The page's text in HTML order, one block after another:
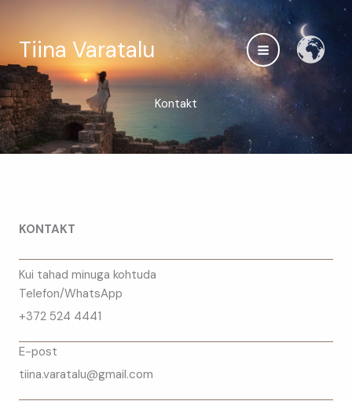
contentTiina Varatalu
Kontakt
KONTAKT
Kui tahad minuga kohtuda
Telefon/WhatsApp
+372 524 4441
E-post
tiina.varatalu@gmail.com